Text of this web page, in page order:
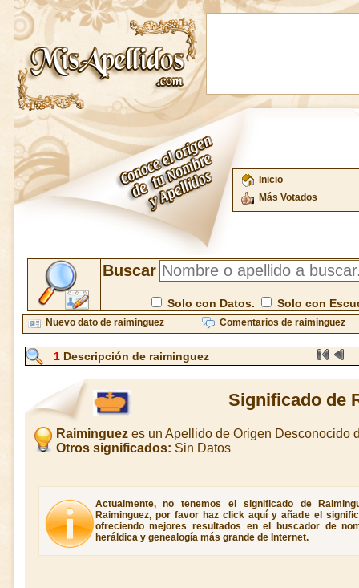
Inicio
Más Votados
Buscar
Solo con Datos. Solo con
Nuevo dato de raiminguez Comentarios de raiminguez
1 Descripción de raiminguez
Significado de
Raiminguezes un Apellido de Origen Desconocido
Otros significados: Sin Datos
Actualmente, no tenemos el significado de
Raiminguez, por favor haz click aquí y añade el
ofreciendo mejores resultados en el buscador de
heráldica y genealogía más grande de Internet.